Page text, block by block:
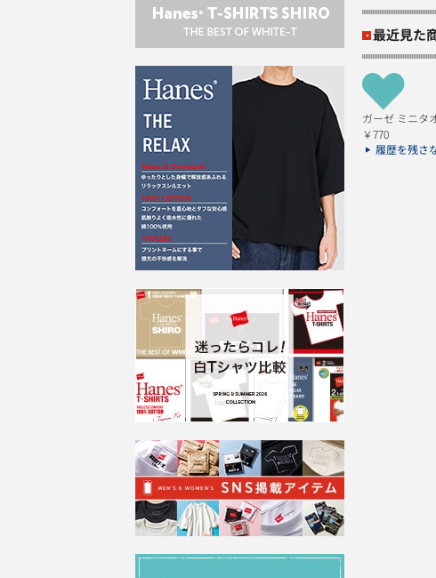
最近見た
ガーゼ ミニタ
￥770
履歴を残さ